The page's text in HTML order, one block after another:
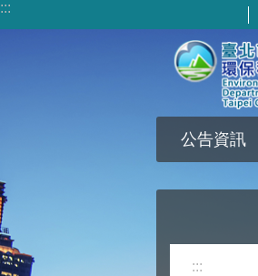
跳到主要內容區塊
:::
公告資訊
:::